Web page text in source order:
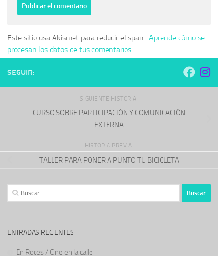
Este sitio usa Akismet para reducir el spam. Aprende cómo se
procesan los datos de tus comentarios.
SEGUIR:
SIGUIENTE HISTORIA
CURSO SOBRE PARTICIPACIÓN Y COMUNICACIÓN
EXTERNA
HISTORIA PREVIA
TALLER PARA PONER A PUNTO TU BICICLETA
Buscar:
ENTRADAS RECIENTES
En Roces / Cine en la calle